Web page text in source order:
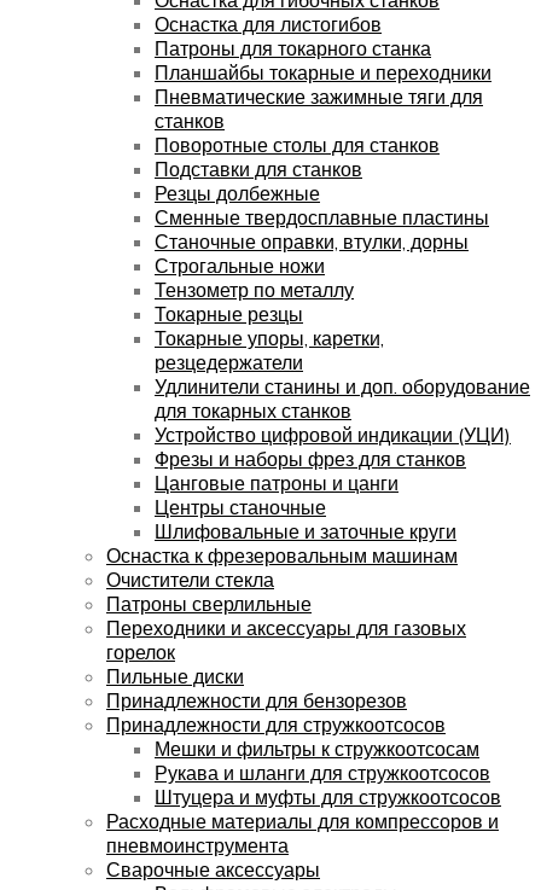
Оснастка для листогибов
Патроны для токарного станка
Планшайбы токарные и переходники
Пневматические зажимные тяги для
станков
Поворотные столы для станков
Подставки для станков
Резцы долбежные
Сменные твердосплавные пластины
Станочные оправки, втулки, дорны
Строгальные ножи
Тензометр по металлу
Токарные резцы
Токарные упоры, каретки,
резцедержатели
Удлинители станины и доп. оборудование
для токарных станков
Устройство цифровой индикации (УЦИ)
Фрезы и наборы фрез для станков
Цанговые патроны и цанги
Центры станочные
Шлифовальные и заточные круги
Оснастка к фрезеровальным машинам
Очистители стекла
Патроны сверлильные
Переходники и аксессуары для газовых
горелок
Пильные диски
Принадлежности для бензорезов
Принадлежности для стружкоотсосов
Мешки и фильтры к стружкоотсосам
Рукава и шланги для стружкоотсосов
Штуцера и муфты для стружкоотсосов
Расходные материалы для компрессоров и
пневмоинструмента
Сварочные аксессуары